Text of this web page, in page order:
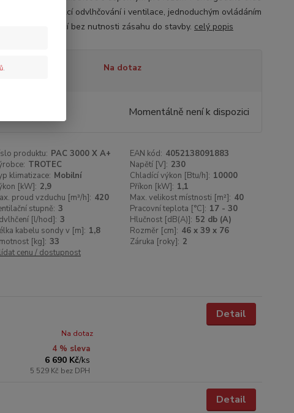
Disponuje funkcí odvlhčování i ventilace, jednoduchým ovládáním
snadnou instalací bez nutnosti zásahu do stavby. celý popis
Na dotaz
bez DPH Momentálně není k dispozici
produktu: PAC 3000 X A+ EAN kód: 4052138091883
TROTEC Napětí [V]: 230
klimatizace: Mobilní Chladící výkon [Btu/h]: 10000
[kW]: 2,9 Příkon [kW]: 1,1
proud vzduchu [m³/h]: 420 Max. velikost místnosti [m²]: 40
stupně: 3 Pracovní teplota [°C]: 17 - 30
[l/hod]: 3 Hlučnost [dB(A)]: 52 db (A)
kabelu sondy v [m]: 1,8 Rozměr [cm]: 46 x 39 x 76
[kg]: 33 Záruka [roky]: 2
cenu / dostupnost
4 % sleva
6 690 Kč/ks
5 529 Kč bez DPH
Na dotaz
Detail
Detail
.